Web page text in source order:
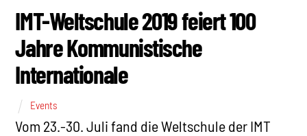
IMT-Weltschule 2019 feiert 100
Jahre Kommunistische
Internationale
Events
Vom 23.-30. Juli fand die Weltschule der IMT